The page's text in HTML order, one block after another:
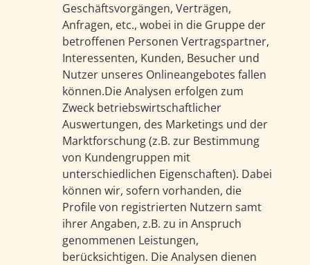
Geschäftsvorgängen, Verträgen,
Anfragen, etc., wobei in die Gruppe der
betroffenen Personen Vertragspartner,
Interessenten, Kunden, Besucher und
Nutzer unseres Onlineangebotes fallen
können.Die Analysen erfolgen zum
Zweck betriebswirtschaftlicher
Auswertungen, des Marketings und der
Marktforschung (z.B. zur Bestimmung
von Kundengruppen mit
unterschiedlichen Eigenschaften). Dabei
können wir, sofern vorhanden, die
Profile von registrierten Nutzern samt
ihrer Angaben, z.B. zu in Anspruch
genommenen Leistungen,
berücksichtigen. Die Analysen dienen